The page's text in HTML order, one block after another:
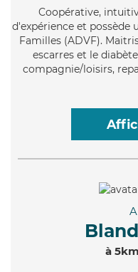
Coopérative,
d'expérience et possède
Familles (ADVF).
escarres et le
compagnie/loisirs,
à